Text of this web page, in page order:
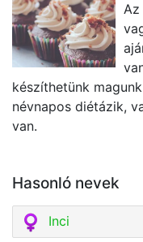
Az
készíthetünk
névnapos diétázik,
van.
Hasonló nevek
Inci